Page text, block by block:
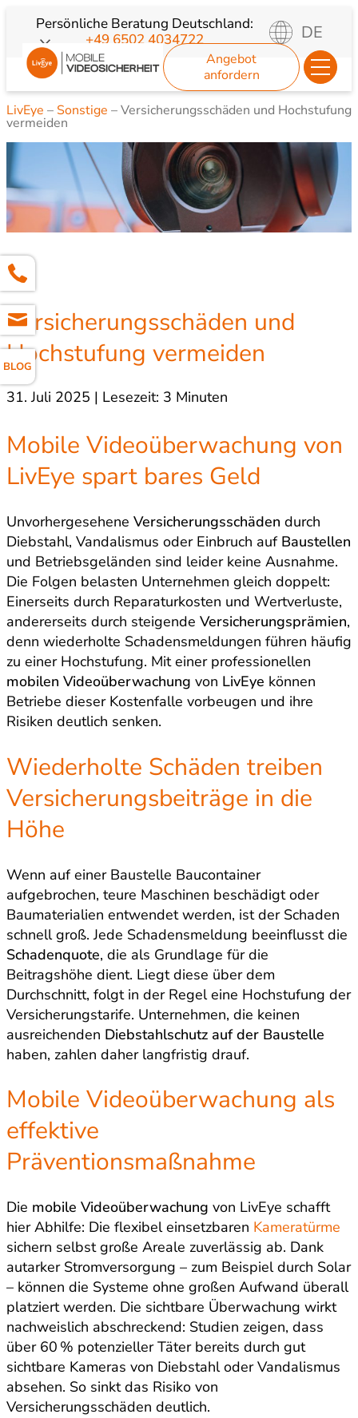
Inhalt
springen
Persönliche Beratung Deutschland:
+49 6502 4034722
DE
Angebot
anfordern
BLOG
LivEye – Sonstige –Versicherungsschäden und Hochstufung
vermeiden
Versicherungsschäden und
Hochstufung vermeiden
31. Juli 2025 | Lesezeit: 3 Minuten
Mobile Videoüberwachung von
LivEye spart bares Geld
Unvorhergesehene Versicherungsschäden durch
Diebstahl, Vandalismus oder Einbruch auf Baustellen
und Betriebsgeländen sind leider keine Ausnahme.
Die Folgen belasten Unternehmen gleich doppelt:
Einerseits durch Reparaturkosten und Wertverluste,
andererseits durch steigende Versicherungsprämien,
denn wiederholte Schadensmeldungen führen häufig
zu einer Hochstufung. Mit einer professionellen
mobilen Videoüberwachung von LivEye können
Betriebe dieser Kostenfalle vorbeugen und ihre
Risiken deutlich senken.
Wiederholte Schäden treiben
Versicherungsbeiträge in die
Höhe
Wenn auf einer Baustelle Baucontainer
aufgebrochen, teure Maschinen beschädigt oder
Baumaterialien entwendet werden, ist der Schaden
schnell groß. Jede Schadensmeldung beeinflusst die
Schadenquote, die als Grundlage für die
Beitragshöhe dient. Liegt diese über dem
Durchschnitt, folgt in der Regel eine Hochstufung der
Versicherungstarife. Unternehmen, die keinen
ausreichenden Diebstahlschutz auf der Baustelle
haben, zahlen daher langfristig drauf.
Mobile Videoüberwachung als
effektive
Präventionsmaßnahme
Die mobile Videoüberwachung von LivEye schafft
hier Abhilfe: Die flexibel einsetzbaren Kameratürme
sichern selbst große Areale zuverlässig ab. Dank
autarker Stromversorgung – zum Beispiel durch Solar
– können die Systeme ohne großen Aufwand überall
platziert werden. Die sichtbare Überwachung wirkt
nachweislich abschreckend: Studien zeigen, dass
über 60 % potenzieller Täter bereits durch gut
sichtbare Kameras von Diebstahl oder Vandalismus
absehen. So sinkt das Risiko von
Versicherungsschäden deutlich.